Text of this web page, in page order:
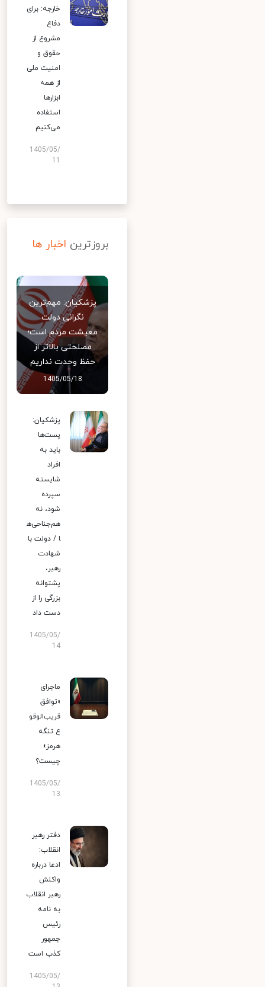
خارجه: برای
دفاع
مشروع از
حقوق و
امنیت ملی
از همه
ابزارها
استفاده
می‌کنیم
1405/05/
بروزترین اخبار ها
پزشکیان: مهم‌ترین
نگرانی دولت
معیشت مردم است؛
مصلحتی بالاتر از
حفظ وحدت نداریم
1405/05/18
پزشکیان:
پست‌ها
باید به
افراد
شایسته
سپرده
شود، نه
هم‌جناحی‌ه
ا / دولت با
شهادت
رهبر،
پشتوانه
بزرگی را از
دست داد
1405/05/
14
ماجرای
«توافق
قریب‌الوقو
ع تنگه
هرمز»
چیست؟
1405/05/
13
دفتر رهبر
انقلاب:
ادعا درباره
واکنش
رهبر انقلاب
به نامه
رئیس
جمهور
کذب است
1405/05/